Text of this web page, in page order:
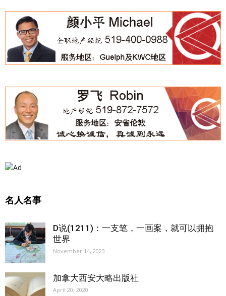
名人名事
D说(1211)：一支笔，一画案，就可以拥抱
世界
November 14, 2023
加拿大西安大略出版社
April 20, 2020